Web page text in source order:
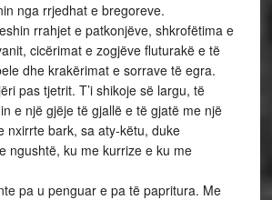
nga rrjedhat e bregoreve.
rrahjet e patkonjëve, shkrofëtima e
cicërimat e zogjëve fluturakë e të
dhe krakërimat e sorrave të egra.
pas tjetrit. T’i shikoje së largu, të
e një gjëje të gjallë e të gjatë me një
nxirrte bark, sa aty-këtu, duke
ngushtë, ku me kurrize e ku me
pa u penguar e pa të papritura. Me